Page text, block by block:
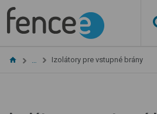
Izolátory pre vstupné brány